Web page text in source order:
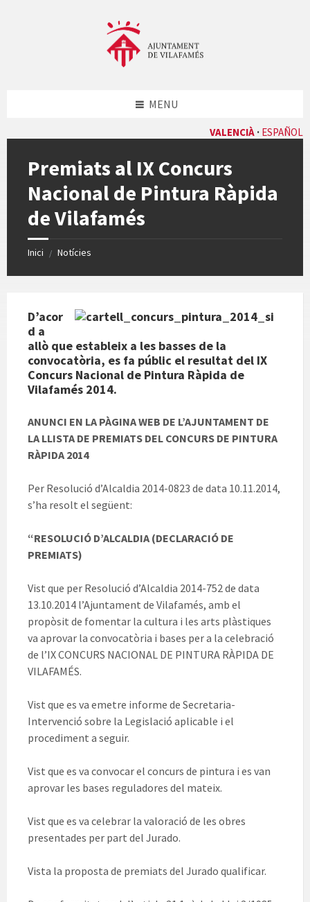
VALENCIÀ ESPAÑOL
MENU
Premiats al IX Concurs
Nacional de Pintura Ràpida
de Vilafamés
Inici / Notícies
D’acor
d a
allò que estableix a les basses de la
convocatòria, es fa públic el resultat del IX
Concurs Nacional de Pintura Ràpida de
Vilafamés 2014.
ANUNCI EN LA PÀGINA WEB DE L’AJUNTAMENT DE
LA LLISTA DE PREMIATS DEL CONCURS DE PINTURA
RÀPIDA 2014
Per Resolució d’Alcaldia 2014-0823 de data 10.11.2014,
s’ha resolt el següent:
“RESOLUCIÓ D’ALCALDIA (DECLARACIÓ DE
PREMIATS)
Vist que per Resolució d’Alcaldia 2014-752 de data
13.10.2014 l’Ajuntament de Vilafamés, amb el
propòsit de fomentar la cultura i les arts plàstiques
va aprovar la convocatòria i bases per a la celebració
de l’IX CONCURS NACIONAL DE PINTURA RÀPIDA DE
VILAFAMÉS.
Vist que es va emetre informe de Secretaria-
Intervenció sobre la Legislació aplicable i el
procediment a seguir.
Vist que es va convocar el concurs de pintura i es van
aprovar les bases reguladores del mateix.
Vist que es va celebrar la valoració de les obres
presentades per part del Jurado.
Vista la proposta de premiats del Jurado qualificar.